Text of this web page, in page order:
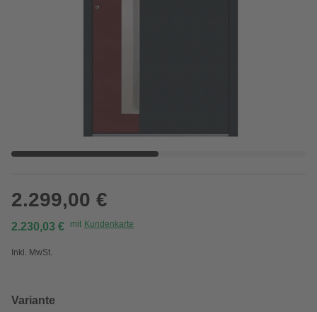
2.299,00 €
2.230,03 € mit Kundenkarte
Inkl. MwSt.
Variante